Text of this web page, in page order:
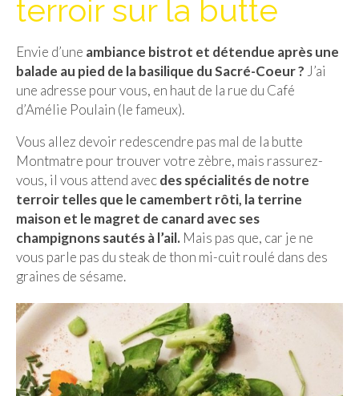
Isla del Sol
Lac Titicaca
Salar d’Uyuni
Sucre
Paraguay
Pérou
Lac Titicaca
Machu Picchu
ASIE
Chine
Beijing
terroir sur la butte
Envie d’une ambiance bistrot et détendue après une
balade au pied de la basilique du Sacré-Coeur ? J’ai
une adresse pour vous, en haut de la rue du Café
d’Amélie Poulain (le fameux).
Vous allez devoir redescendre pas mal de la butte
Montmatre pour trouver votre zèbre, mais rassurez-
vous, il vous attend avecdes spécialités de notre
terroir telles que le camembert rôti, la terrine
maison et le magret de canard avec ses
champignons sautés à l’ail. Mais pas que, car je ne
vous parle pas du steak de thon mi-cuit roulé dans des
graines de sésame.